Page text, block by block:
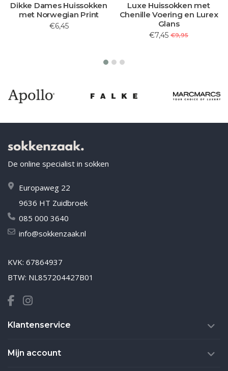
Dikke Dames Huissokken
met Norwegian Print
€6,45
Luxe Huissokken met
Chenille Voering en Lurex
Glans
€7,45 €9,95
De online specialist in sokken
Europaweg 22
9636 HT Zuidbroek
085 000 3640
info@sokkenzaak.nl
KVK: 67864937
BTW: NL857204427B01
Klantenservice
Mijn account